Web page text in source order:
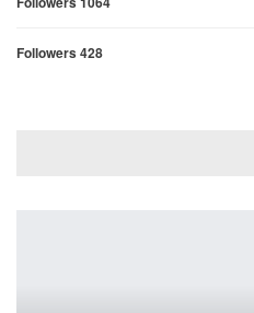
Followers 428